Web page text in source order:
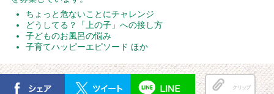
ちょっと危ないことにチャレンジ
どうしてる？「上の子」への接し方
子どものお風呂の悩み
子育てハッピーエピソード ほか
クリップ